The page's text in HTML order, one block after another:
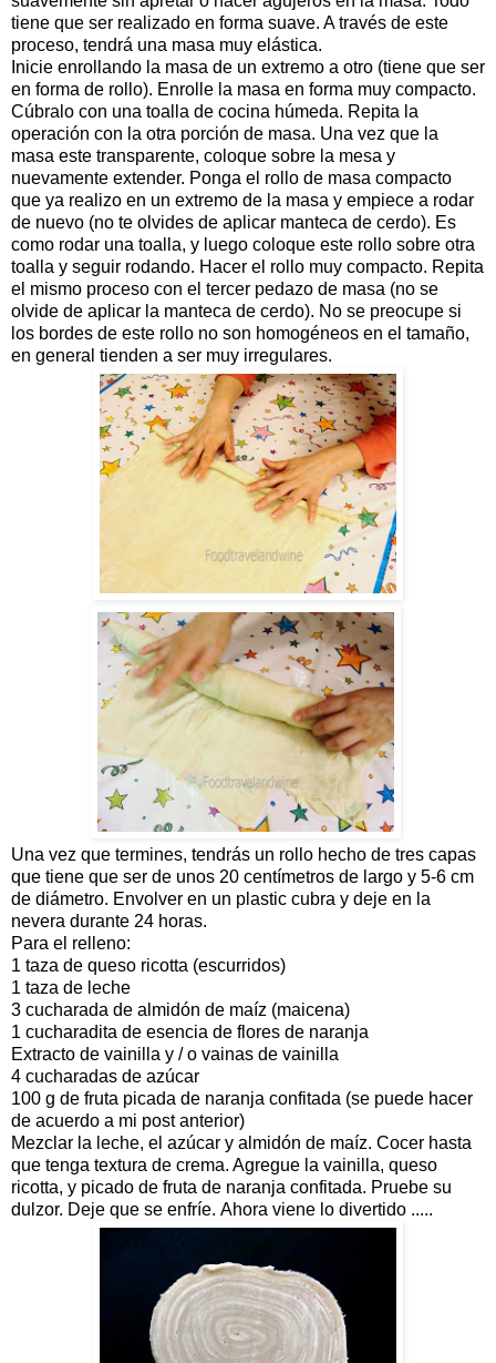
tiene que ser realizado en forma suave. A través de este
proceso, tendrá una masa muy elástica.
Inicie enrollando la masa de un extremo a otro (tiene que ser
en forma de rollo). Enrolle la masa en forma muy compacto.
Cúbralo con una toalla de cocina húmeda. Repita la
operación con la otra porción de masa. Una vez que la
masa este transparente, coloque sobre la mesa y
nuevamente extender. Ponga el rollo de masa compacto
que ya realizo en un extremo de la masa y empiece a rodar
de nuevo (no te olvides de aplicar manteca de cerdo). Es
como rodar una toalla, y luego coloque este rollo sobre otra
toalla y seguir rodando. Hacer el rollo muy compacto. Repita
el mismo proceso con el tercer pedazo de masa (no se
olvide de aplicar la manteca de cerdo). No se preocupe si
los bordes de este rollo no son homogéneos en el tamaño,
en general tienden a ser muy irregulares.
Una vez que termines, tendrás un rollo hecho de tres capas
que tiene que ser de unos 20 centímetros de largo y 5-6 cm
de diámetro. Envolver en un plastic cubra y deje en la
nevera durante 24 horas.
Para el relleno:
1 taza de queso ricotta (escurridos)
1 taza de leche
3 cucharada de almidón de maíz (maicena)
1 cucharadita de esencia de flores de naranja
Extracto de vainilla y / o vainas de vainilla
4 cucharadas de azúcar
100 g de fruta picada de naranja confitada (se puede hacer
de acuerdo a mi post anterior)
Mezclar la leche, el azúcar y almidón de maíz. Cocer hasta
que tenga textura de crema. Agregue la vainilla, queso
ricotta, y picado de fruta de naranja confitada. Pruebe su
dulzor. Deje que se enfríe. Ahora viene lo divertido .....